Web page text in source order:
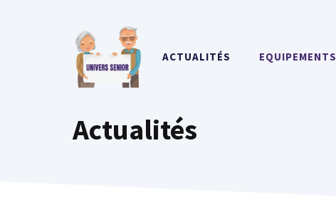
ACTUALITÉS EQUIPEMENTS
Actualités